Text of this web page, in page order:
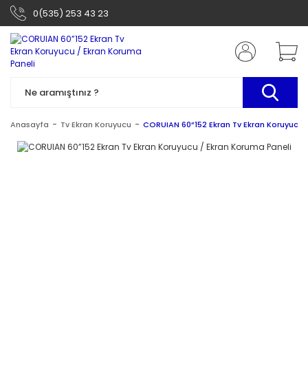
0(535) 253 43 23
Anasayfa Tv Ekran Koruyucu CORUIAN 60”152 Ekran Tv Ekran